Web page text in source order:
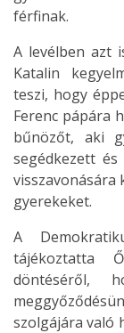
férfinak.
A levélben azt
Katalin
teszi, hogy
Ferenc pápára
bűnözőt, aki
segédkezett
gyerekeket.
A
tájékoztatta
döntéséről,
szolgájára való